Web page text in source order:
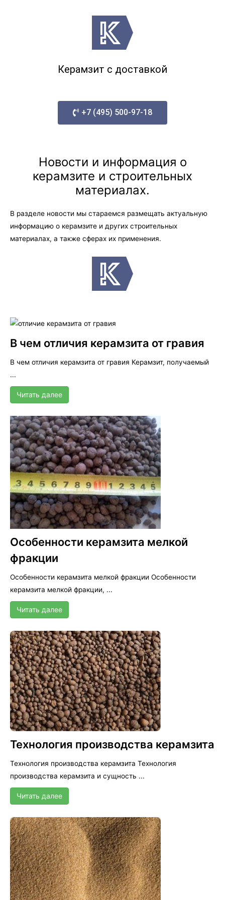
Керамзит с доставкой
+7 (495) 500-97-18
Новости и информация о
керамзите и строительных
материалах.
В разделе новости мы стараемся размещать актуальную
информацию о керамзите и других строительных
материалах, а также сферах их применения.
В чем отличия керамзита от гравия
В чем отличия керамзита от гравия Керамзит, получаемый
...
Читать далее
Особенности керамзита мелкой
фракции
Особенности керамзита мелкой фракции Особенности
керамзита мелкой фракции, ...
Читать далее
Технология производства керамзита
Технология производства керамзита Технология
производства керамзита и сущность ...
Читать далее